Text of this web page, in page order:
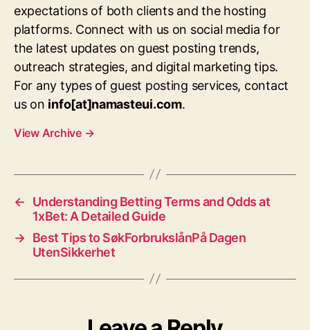
expectations of both clients and the hosting
platforms. Connect with us on social media for
the latest updates on guest posting trends,
outreach strategies, and digital marketing tips.
For any types of guest posting services, contact
us on info[at]namasteui.com.
View Archive →
←
Understanding Betting Terms and Odds at
1xBet: A Detailed Guide
→ Best Tips to SøkForbrukslånPå Dagen
UtenSikkerhet